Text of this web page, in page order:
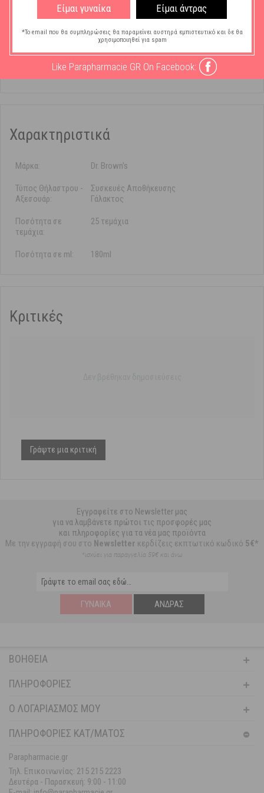
πρόσβαση.
ψυγείο ή τον καταψύκτη.
Κατασκευάζονται από ασφαλές υλικό, χωρίς Bisphenol-A.
-Συσκευές Αποθήκευσης Γάλακτος
Χαρακτηριστικά
Μάρκα: Dr. Brown's
Τύπος Θήλαστρου -
Αξεσουάρ:
Συσκευές Αποθήκευσης
Γάλακτος
Ποσότητα σε
τεμάχια:
25 τεμάχια
Ποσότητα σε ml: 180ml
Κριτικές
Γράψτε μια κριτική
Εγγραφείτε στο Newsletter μας
για να λαμβάνετε πρώτοι τις προσφορές μας
και πληροφορίες για τα νέα μας προϊόντα
Με την εγγραφή σου στο Newsletter κερδίζεις εκπτωτικό κωδικό 5€*
*ισχύει για παραγγελία 59€ και άνω
ΓΥΝΑΊΚΑ ΆΝΔΡΑΣ
ΒΟΉΘΕΙΑ
ΠΛΗΡΟΦΟΡΊΕΣ
Ο ΛΟΓΑΡΙΑΣΜΌΣ ΜΟΥ
ΠΛΗΡΟΦΟΡΙΕΣ ΚΑΤ/ΜΑΤΟΣ
Parapharmacie.gr
Τηλ. Επικοινωνίας: 215 215 2223
Δευτέρα - Παρασκευή: 9:00 - 11:00
Είμαι γυναίκα Είμαι άντρας
*Το email που θα συμπληρώσεις θα παραμείνει αυστηρά εμπιστευτικό και δε θα
χρησιμοποιηθεί για spam
Like Parapharmacie GR On Facebook: